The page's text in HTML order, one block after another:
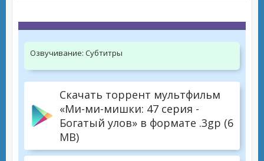
Озвучивание: Субтитры
Скачать торрент мультфильм
«Ми-ми-мишки: 47 серия -
Богатый улов» в формате .3gp (6
MB)